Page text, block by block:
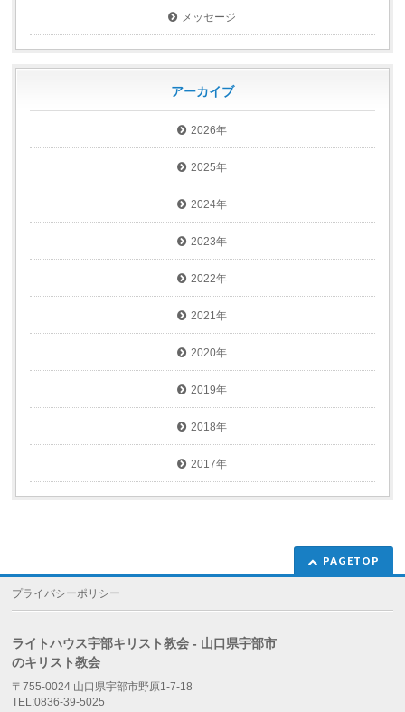
メッセージ
アーカイブ
2026年
2025年
2024年
2023年
2022年
2021年
2020年
2019年
2018年
2017年
PAGETOP
プライバシーポリシー
ライトハウス宇部キリスト教会 - 山口県宇部市
のキリスト教会
〒755-0024 山口県宇部市野原1-7-18
TEL:0836-39-5025